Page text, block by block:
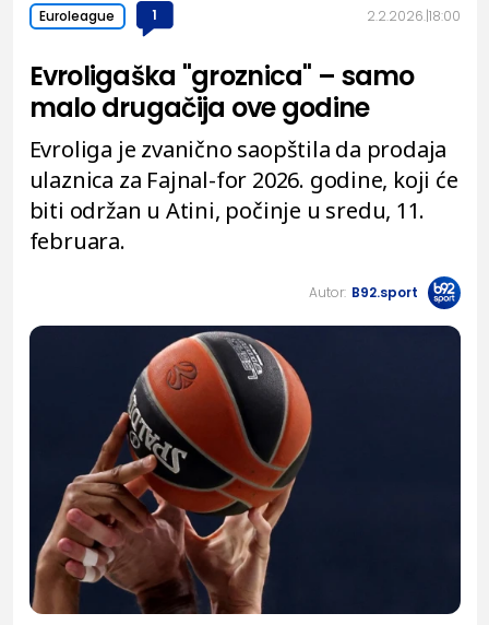
Euroleague 1 2.2.2026. 18:00
Evroligaška "groznica" – samo
malo drugačija ove godine
Evroliga je zvanično saopštila da prodaja
ulaznica za Fajnal-for 2026. godine, koji će
biti održan u Atini, počinje u sredu, 11.
februara.
Autor: B92.sport